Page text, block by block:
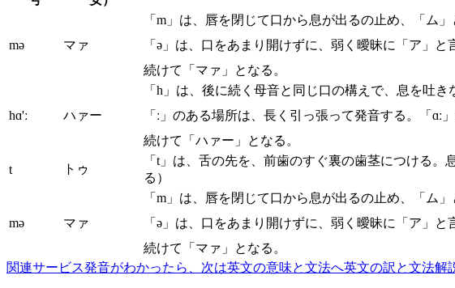
mə マァ
「m」は、唇を閉じて口から息が出るの止め、「ム
「ə」は、口をあまり開けずに、弱く曖昧に「ア」と
続けて「マァ」となる。
hɑ'ː ハァー
「h」は、後に続く母音と同じ口の構えで、息を吐
「ː」のある場所は、長く引っ張って発音する。「
続けて「ハァー」となる。
t トゥ
「t」は、舌の先を、前歯のすぐ裏の歯茎につける
る）
mə マァ
「m」は、唇を閉じて口から息が出るの止め、「ム
「ə」は、口をあまり開けずに、弱く曖昧に「ア」と
続けて「マァ」となる。
関連サービス発音がわかったら、次は英文の意味と文法へ英文の訳と文法解